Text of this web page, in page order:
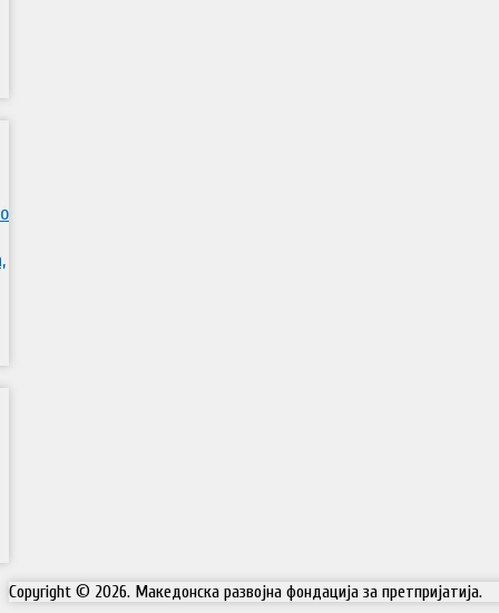
Copyright © 2026. Македонска развојна фондација за претпријатија.